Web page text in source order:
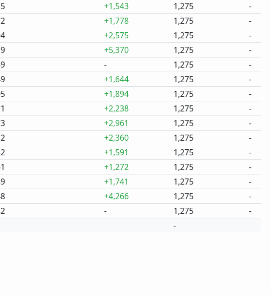
+1,543 1,275
-
+1,778 1,275
-
+2,575 1,275
-
+5,370 1,275
-
- 1,275
-
+1,644 1,275
-
+1,894 1,275
-
+2,238 1,275
-
+2,961 1,275
-
+2,360 1,275
-
+1,591 1,275
-
+1,272 1,275
-
+1,741 1,275
-
+4,266 1,275
-
- 1,275
-
-